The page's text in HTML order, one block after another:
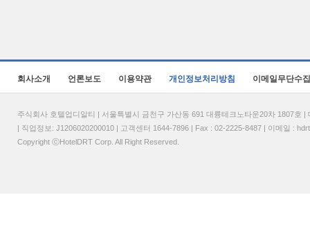
회사소개 언론보도 이용약관 개인정보처리방침 이메일무단수
주식회사 호텔업디알티 | 서울특별시 금천구 가산동 691 대륭테크노타운20차 1807
| 직업정보: J1206020200010 | 고객센터 1644-7896 | Fax : 02-2225-8487 | 이메일 :
Copyright ⓒHotelDRT Corp. All Right Reserved.